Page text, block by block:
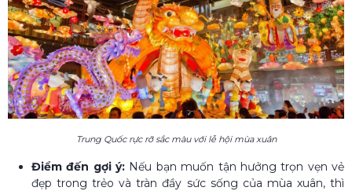
Trung Quốc rực rỡ sắc màu với lễ hội mùa xuân
Điểm đến gợi ý: Nếu bạn muốn tận hưởng trọn vẹn vẻ
đẹp trong trẻo và tràn đầy sức sống của mùa xuân, thì